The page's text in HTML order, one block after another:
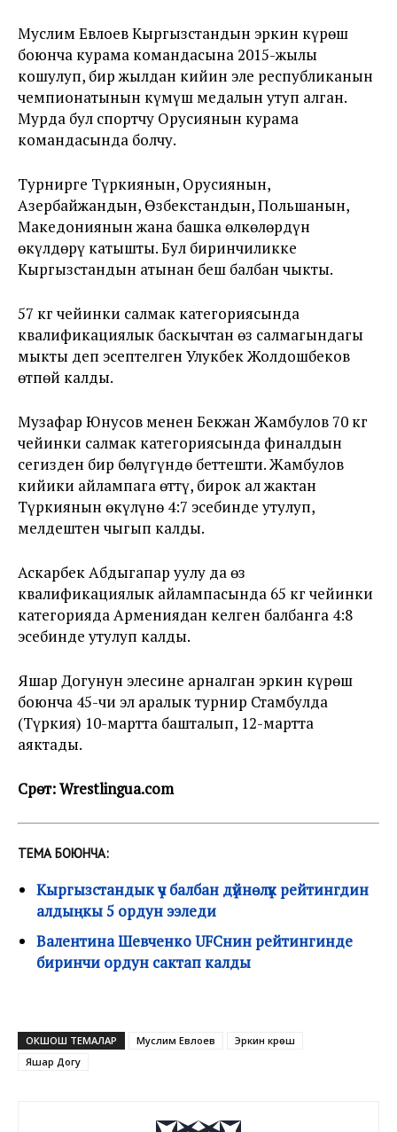
Муслим Евлоев Кыргызстандын эркин күрөш
боюнча курама командасына 2015-жылы
кошулуп, бир жылдан кийин эле республиканын
чемпионатынын күмүш медалын утуп алган.
Мурда бул спортчу Орусиянын курама
командасында болчу.
Турнирге Түркиянын, Орусиянын,
Азербайжандын, Өзбекстандын, Польшанын,
Македониянын жана башка өлкөлөрдүн
өкүлдөрү катышты. Бул биринчиликке
Кыргызстандын атынан беш балбан чыкты.
57 кг чейинки салмак категориясында
квалификациялык баскычтан өз салмагындагы
мыкты деп эсептелген Улукбек Жолдошбеков
өтпөй калды.
Музафар Юнусов менен Бекжан Жамбулов 70 кг
чейинки салмак категориясында финалдын
сегизден бир бөлүгүндө беттешти. Жамбулов
кийики айлампага өттү, бирок ал жактан
Түркиянын өкүлүнө 4:7 эсебинде утулуп,
мелдештен чыгып калды.
Аскарбек Абдыгапар уулу да өз
квалификациялык айлампасында 65 кг чейинки
категорияда Армениядан келген балбанга 4:8
эсебинде утулуп калды.
Яшар Догунун элесине арналган эркин күрөш
боюнча 45-чи эл аралык турнир Стамбулда
(Түркия) 10-мартта башталып, 12-мартта
аяктады.
Сүрөт: Wrestlingua.com
ТЕМА БОЮНЧА:
Кыргызстандык үч балбан дүйнөлүк рейтингдин
алдыңкы 5 ордун ээледи
Валентина Шевченко UFCнин рейтингинде
биринчи ордун сактап калды
ОКШОШ ТЕМАЛАР Муслим Евлоев
Эркин күрөш
Яшар Догу